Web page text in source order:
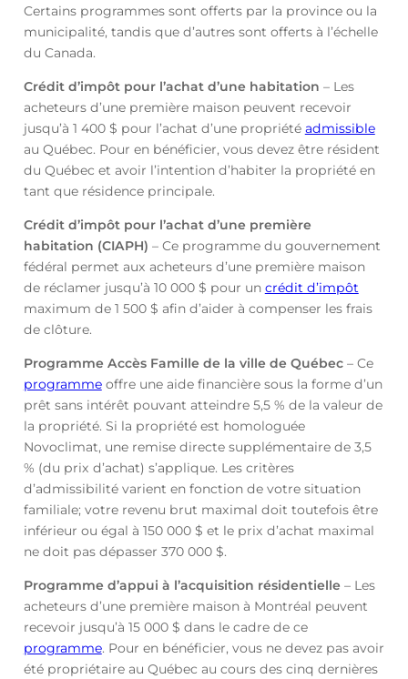
Certains programmes sont offerts par la province ou la
municipalité, tandis que d’autres sont offerts à l’échelle
du Canada.
Crédit d’impôt pour l’achat d’une habitation – Les
acheteurs d’une première maison peuvent recevoir
jusqu’à 1 400 $ pour l’achat d’une propriété admissible
au Québec. Pour en bénéficier, vous devez être résident
du Québec et avoir l’intention d’habiter la propriété en
tant que résidence principale.
Crédit d’impôt pour l’achat d’une première
habitation (CIAPH) – Ce programme du gouvernement
fédéral permet aux acheteurs d’une première maison
de réclamer jusqu’à 10 000 $ pour un crédit d’impôt
maximum de 1 500 $ afin d’aider à compenser les frais
de clôture.
Programme Accès Famille de la ville de Québec– Ce
programmeoffre une aide financière sous la forme d’un
prêt sans intérêt pouvant atteindre 5,5 % de la valeur de
la propriété. Si la propriété est homologuée
Novoclimat, une remise directe supplémentaire de 3,5
% (du prix d’achat) s’applique. Les critères
d’admissibilité varient en fonction de votre situation
familiale; votre revenu brut maximal doit toutefois être
inférieur ou égal à 150 000 $ et le prix d’achat maximal
ne doit pas dépasser 370 000 $.
Programme d’appui à l’acquisition résidentielle – Les
acheteurs d’une première maison à Montréal peuvent
recevoir jusqu’à 15 000 $ dans le cadre de ce
programme. Pour en bénéficier, vous ne devez pas avoir
été propriétaire au Québec au cours des cinq dernières